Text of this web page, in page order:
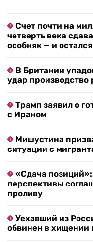
Счет почти на
четверть века
особняк — и
В Британии
удар производство
Трамп заявил о
с Ираном
Мишустина
ситуации с
«Сдача
перспективы
проливу
Уехавший из
обвинен в хищении